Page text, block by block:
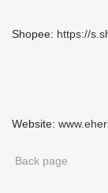
Shopee: https://
Website:
Back page